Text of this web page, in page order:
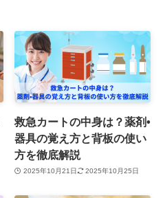
救急カートの中身は？薬剤•
器具の覚え方と背板の使い
方を徹底解説
2025年10月21日 2025年10月25日